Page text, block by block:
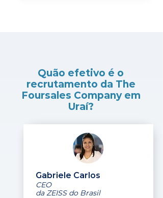
Quão efetivo é o
recrutamento da The
Foursales Company em
Uraí?
Gabriele Carlos
CEO
da ZEISS do Brasil